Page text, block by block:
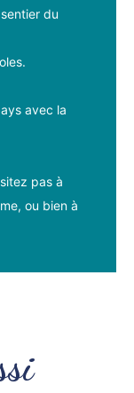
du
avec la
pas à
ou bien à